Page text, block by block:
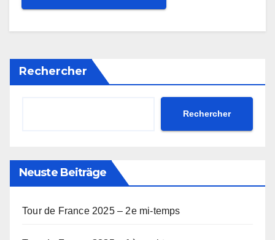
Rechercher
Rechercher
Neuste Beiträge
Tour de France 2025 – 2e mi-temps